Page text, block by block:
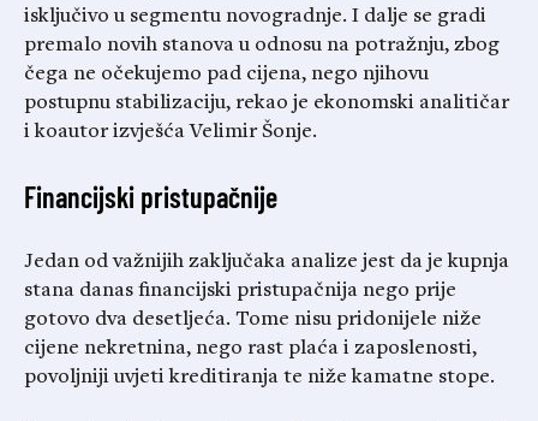
isključivo u segmentu novogradnje. I dalje se gradi
premalo novih stanova u odnosu na potražnju, zbog
čega ne očekujemo pad cijena, nego njihovu
postupnu stabilizaciju, rekao je ekonomski analitičar
i koautor izvješća Velimir Šonje.
Financijski pristupačnije
Jedan od važnijih zaključaka analize jest da je kupnja
stana danas financijski pristupačnija nego prije
gotovo dva desetljeća. Tome nisu pridonijele niže
cijene nekretnina, nego rast plaća i zaposlenosti,
povoljniji uvjeti kreditiranja te niže kamatne stope.